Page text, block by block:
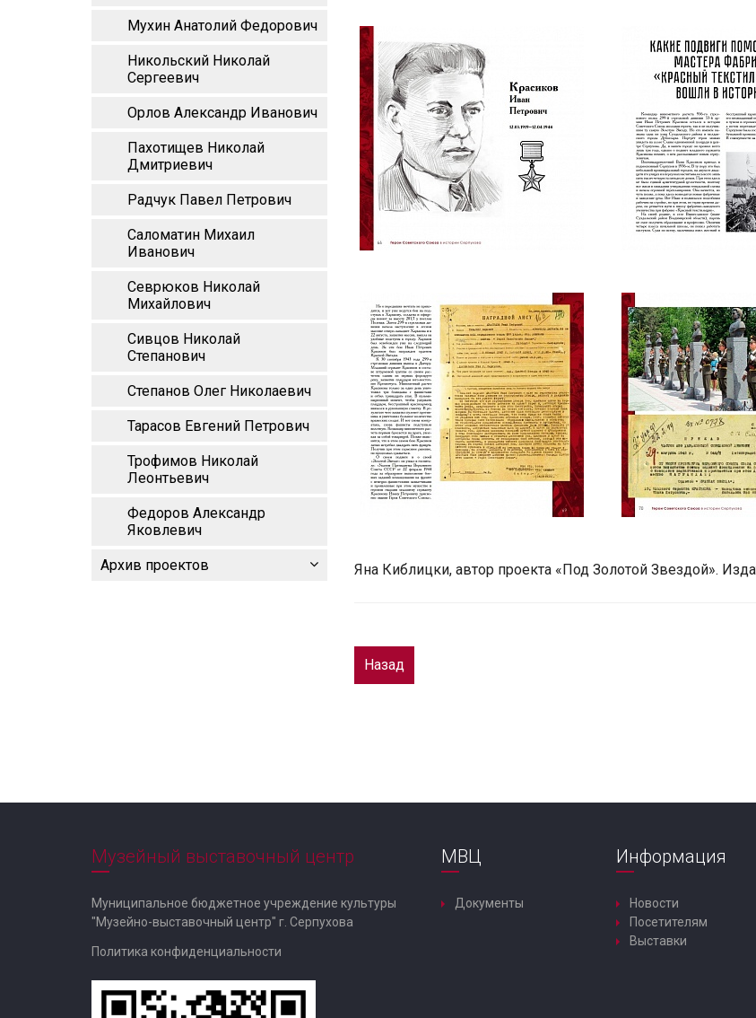
Мухин Анатолий Федорович
Никольский Николай
Сергеевич
Орлов Александр Иванович
Пахотищев Николай
Дмитриевич
Радчук Павел Петрович
Саломатин Михаил
Иванович
Севрюков Николай
Михайлович
Сивцов Николай
Степанович
Степанов Олег Николаевич
Тарасов Евгений Петрович
Трофимов Николай
Леонтьевич
Федоров Александр
Яковлевич
Архив проектов Яна Киблицки, автор проекта «Под Золотой Звездой».
Назад
Музейный выставочный центр
Муниципальное бюджетное учреждение культуры
"Музейно-выставочный центр" г. Серпухова
Политика конфиденциальности
МВЦ
Документы
Информация
Новости
Посетителям
Выставки